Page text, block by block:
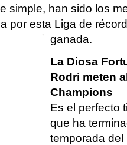
simple, han sido los
por esta Liga de
ganada.
La Diosa
Rodri meten
Champions
Es el perfecto
que ha
temporada